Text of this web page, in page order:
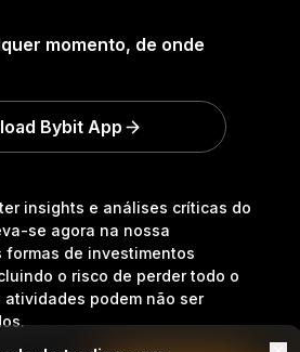
insights e análises críticas do
se agora na nossa
formas de investimentos
o risco de perder todo o
podem não ser
momento, de onde
Bybit App